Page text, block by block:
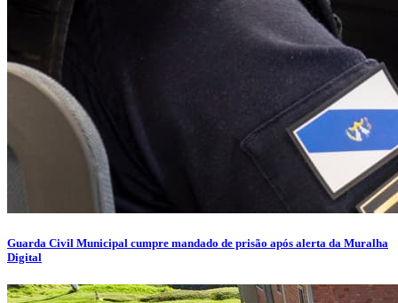
Guarda Civil Municipal cumpre mandado de prisão após alerta da Muralha
Digital